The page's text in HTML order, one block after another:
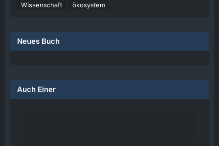
Wissenschaft ökosystem
Neues Buch
Auch Einer